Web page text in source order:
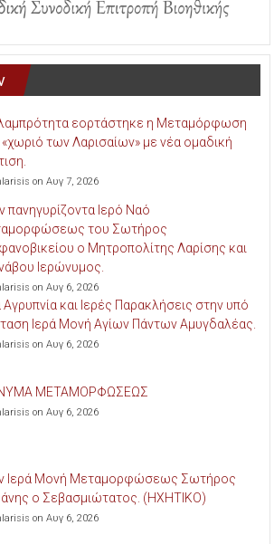
εορτάστηκε η Μεταμόρφωση
των Λαρισαίων» με νέα ομαδική
on Αυγ 7, 2026
πανηγυρίζοντα Ιερό Ναό
του Σωτήρος
ο Μητροπολίτης Λαρίσης και
Ιερώνυμος.
on Αυγ 6, 2026
Αγρυπνία και Ιερές Παρακλήσεις στην υπό
Ιερά Μονή Αγίων Πάντων Αμυγδαλέας.
on Αυγ 6, 2026
ΜΕΤΑΜΟΡΦΩΣΕΩΣ
on Αυγ 6, 2026
Ιερά Μονή Μεταμορφώσεως Σωτήρος
ο Σεβασμιώτατος. (ΗΧΗΤΙΚΟ)
on Αυγ 6, 2026